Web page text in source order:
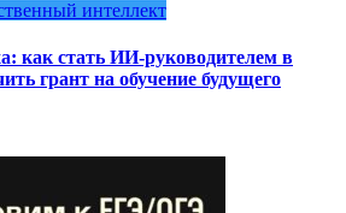
интеллект
как стать ИИ-руководителем в
грант на обучение будущего